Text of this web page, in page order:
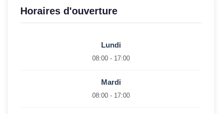
Horaires d'ouverture
Lundi
08:00 - 17:00
Mardi
08:00 - 17:00